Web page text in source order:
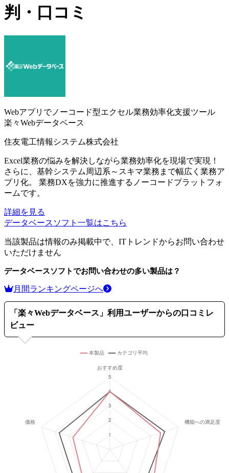
判・口コミ
Webアプリでノーコード型エクセル業務効率化支援ツール
楽々Webデータベース
住友電工情報システム株式会社
Excel業務の悩みを解決しながら業務効率化を現場で実現！
さらに、基幹システム周辺系～スキマ業務まで幅広く業務ア
プリ化。 業務DXを強力に推進するノーコードプラットフォ
ームです。
詳細を見る
データベースソフト 一覧はこちら
当該製品は情報のみ掲載中で、ITトレンドからお問い合わせ
いただけません
データベースソフトでお問い合わせの多い製品は？
月間ランキングページへ
「 楽々Webデータベース 」利用ユーザーからの口コミレ
ビュー